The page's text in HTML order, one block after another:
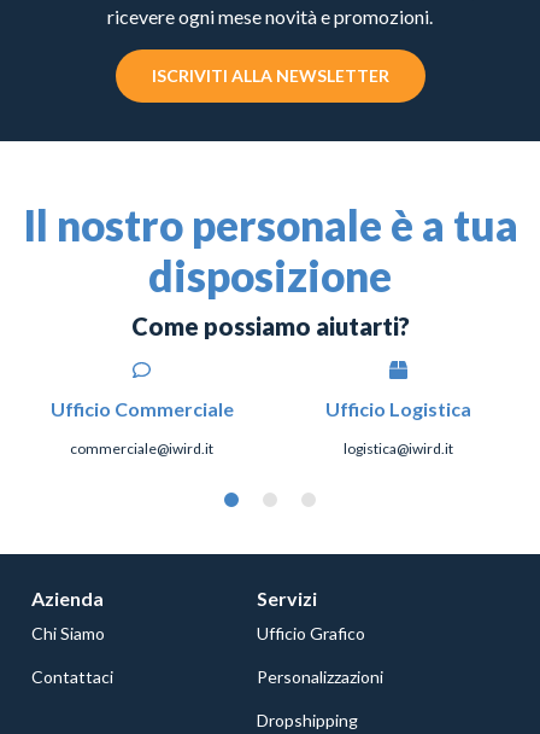
ricevere ogni mese novità e promozioni.
ISCRIVITI ALLA NEWSLETTER
Il nostro personale è a tua
disposizione
Come possiamo aiutarti?
Ufficio Commerciale
commerciale@iwird.it
Ufficio Logistica
logistica@iwird.it
Azienda
Chi Siamo
Contattaci
Servizi
Ufficio Grafico
Personalizzazioni
Dropshipping